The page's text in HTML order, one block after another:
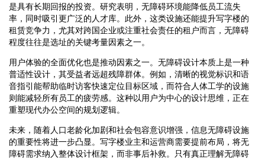
是具有长期回报的投资。研究表明，无障碍环境能降低员工流失
率，同时吸引更广泛的人才库。此外，这类设施还能提升写字楼的
租赁竞争力，尤其对跨国企业或注重社会责任的租户而言，无障碍
程度往往是选址的关键考量因素之一。
用户体验的全面优化也是推动因素之一。无障碍设计本质上是一种
普适性设计，其受益者远超残障群体。例如，清晰的视觉标识和语
音指引能帮助临时访客快速定位目标区域，而符合人体工学的设施
则能减轻所有员工的疲劳感。这种以用户为中心的设计思维，正在
重塑现代办公空间的规划逻辑。
未来，随着人口老龄化加剧和社会包容意识增强，信息无障碍设施
的重要性将进一步凸显。写字楼业主和运营商需要提前布局，将无
障碍需求纳入整体设计框架，而非事后补救。只有真正理解无障碍